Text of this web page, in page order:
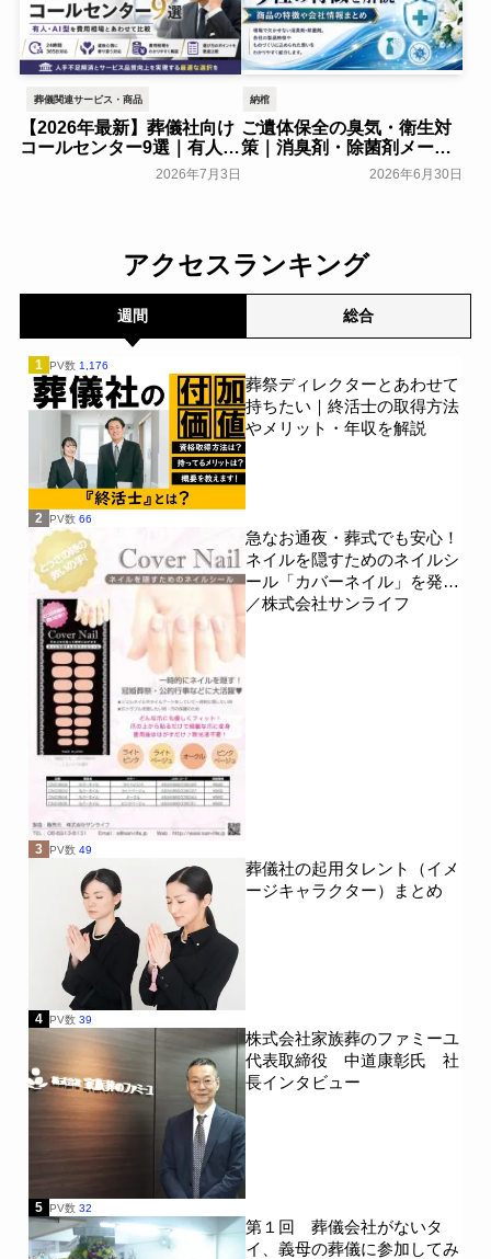
葬儀関連サービス・商品
【2026年最新】葬儀社向け
コールセンター9選｜有人・
AI型を費用相場とあわせて
2026年7月3日
納棺
ご遺体保全の臭気・衛生対
策｜消臭剤・除菌剤メーカ
ー9社の特徴を解説2026年6月30日
アクセスランキング
週間 総合
1 PV数 1,176
葬祭ディレクターとあわせて
持ちたい｜終活士の取得方法
やメリット・年収を解説
2 PV数 66
急なお通夜・葬式でも安心！
ネイルを隠すためのネイルシ
ール「カバーネイル」を発売
／株式会社サンライフ
3 PV数 49
葬儀社の起用タレント（イメ
ージキャラクター）まとめ
4 PV数 39
株式会社家族葬のファミーユ
代表取締役 中道康彰氏 社
長インタビュー
5 PV数 32
第１回 葬儀会社がないタ
イ、義母の葬儀に参加してみ